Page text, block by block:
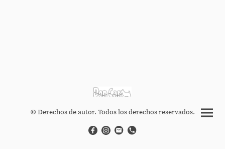
© Derechos de autor. Todos los derechos reservados.